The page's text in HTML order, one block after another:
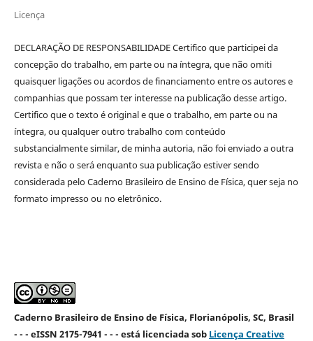
Licença
DECLARAÇÃO DE RESPONSABILIDADE Certifico que participei da
concepção do trabalho, em parte ou na íntegra, que não omiti
quaisquer ligações ou acordos de financiamento entre os autores e
companhias que possam ter interesse na publicação desse artigo.
Certifico que o texto é original e que o trabalho, em parte ou na
íntegra, ou qualquer outro trabalho com conteúdo
substancialmente similar, de minha autoria, não foi enviado a outra
revista e não o será enquanto sua publicação estiver sendo
considerada pelo Caderno Brasileiro de Ensino de Física, quer seja no
formato impresso ou no eletrônico.
Caderno Brasileiro de Ensino de Física, Florianópolis, SC, Brasil
- - - eISSN 2175-7941 - - - está licenciada sob Licença Creative